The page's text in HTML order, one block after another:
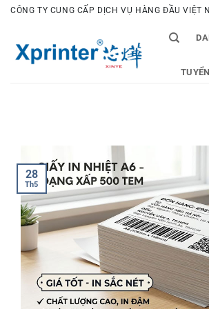
Bỏ
dung
CÔNG TY CUNG CẤP DỊCH VỤ HÀNG ĐẦU VIỆT
28
Th5